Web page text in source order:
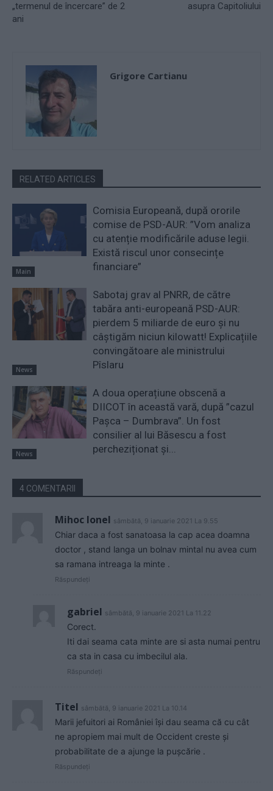
„termenul de încercare” de 2
ani
asupra Capitoliului
Grigore Cartianu
RELATED ARTICLES
Main
Comisia Europeană, după ororile
comise de PSD-AUR: ”Vom analiza
cu atenție modificările aduse legii.
Există riscul unor consecințe
financiare”
News
Sabotaj grav al PNRR, de către
tabăra anti-europeană PSD-AUR:
pierdem 5 miliarde de euro și nu
câștigăm niciun kilowatt! Explicațiile
convingătoare ale ministrului
Pîslaru
News
A doua operațiune obscenă a
DIICOT în această vară, după ”cazul
Pașca – Dumbrava”. Un fost
consilier al lui Băsescu a fost
percheziționat și...
4 COMENTARII
Mihoc Ionel sâmbătă, 9 ianuarie 2021 La 9.55
Chiar daca a fost sanatoasa la cap acea doamna
doctor , stand langa un bolnav mintal nu avea cum
sa ramana intreaga la minte .
Răspundeți
gabriel sâmbătă, 9 ianuarie 2021 La 11.22
Corect.
Iti dai seama cata minte are si asta numai pentru
ca sta in casa cu imbecilul ala.
Răspundeți
Titel sâmbătă, 9 ianuarie 2021 La 10.14
Marii jefuitori ai României își dau seama că cu cât
ne apropiem mai mult de Occident creste și
probabilitate de a ajunge la pușcărie .
Răspundeți